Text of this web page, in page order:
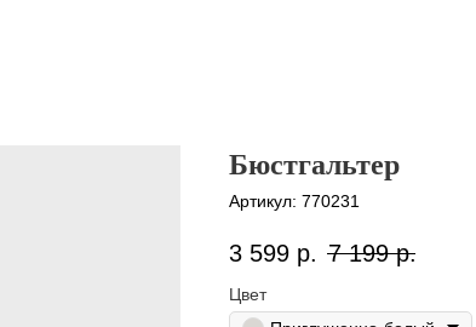
Бюстгальтер
Артикул: 770231
3 599 р. 7 199 р.
Цвет